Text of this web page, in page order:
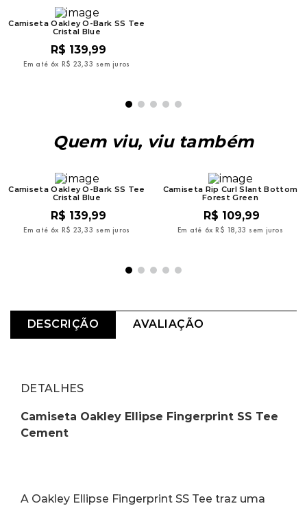
Camiseta Oakley O-Bark SS Tee
Cristal Blue
R$ 139,99
Em até 6x R$ 23,33 sem juros
Quem viu, viu também
Camiseta Oakley O-Bark SS Tee
Cristal Blue
R$ 139,99
Em até 6x R$ 23,33 sem juros
Camiseta Rip Curl Slant Bottom
Forest Green
R$ 109,99
Em até 6x R$ 18,33 sem juros
DESCRIÇÃO AVALIAÇÃO
DETALHES
Camiseta Oakley Ellipse Fingerprint SS Tee
Cement
A Oakley Ellipse Fingerprint SS Tee traz uma